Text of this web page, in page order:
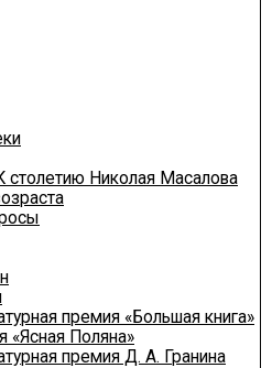
столетию Николая Масалова
премия «Большая книга»
«Ясная Поляна»
премия Д. А. Гранина